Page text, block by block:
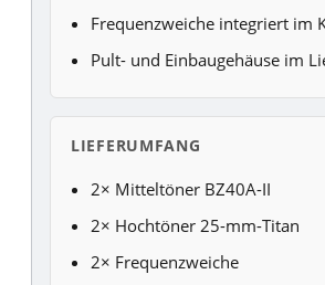
Frequenzweiche integriert im
Pult- und Einbaugehäuse im
LIEFERUMFANG
2× Mitteltöner BZ40A-II
2× Hochtöner 25-mm-Titan
2× Frequenzweiche